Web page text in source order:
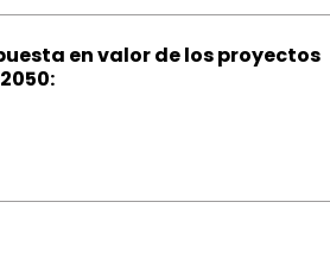
en valor de los proyectos